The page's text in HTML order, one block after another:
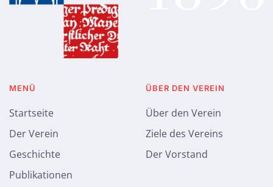
MENÜ
Startseite
Der Verein
Geschichte
Publikationen
ÜBER DEN VEREIN
Über den Verein
Ziele des Vereins
Der Vorstand